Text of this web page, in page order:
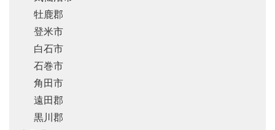
牡鹿郡
登米市
白石市
石巻市
角田市
遠田郡
黒川郡